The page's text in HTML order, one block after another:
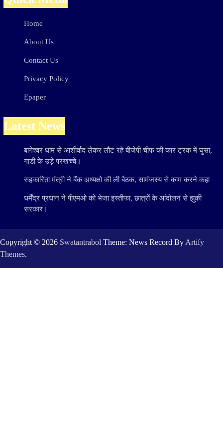
Home
About Us
Contact Us
Privacy Policy
Epaper
Latest News
बागेश्वर धाम से आशीर्वाद लेकर लौट रहे बीजेपी चीफ की कार ट्रक में घुसा,
गाडी के उड़े परखच्चे।
सहकारिता मंत्री ने बैंक अध्यक्षो की ली बैठक, सामंजस्य से काम करने कहा
धर्मेंद्र प्रधान ने पीएमओ को भेजा इस्तीफा, छात्रों के आंदोलन से झुकी
सरकार।
Copyright © 2026 Swatantrabol Theme: News Record By Artify
Themes.